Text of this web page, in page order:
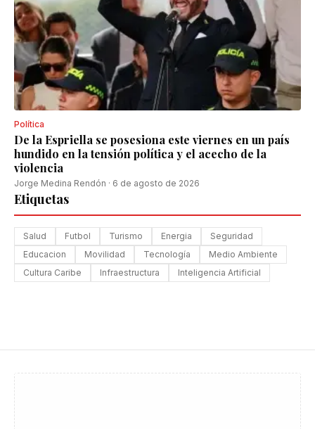
Política
De la Espriella se posesiona este viernes en un país
hundido en la tensión política y el acecho de la
violencia
Jorge Medina Rendón · 6 de agosto de 2026
Etiquetas
Salud Futbol Turismo Energia
Seguridad
Educacion
Movilidad Tecnología
Medio Ambiente
Cultura Caribe
Infraestructura Inteligencia Artificial